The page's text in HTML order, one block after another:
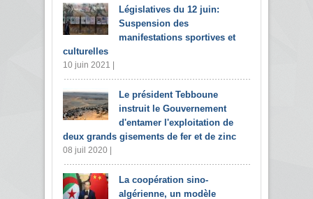
Législatives du 12 juin:
Suspension des
manifestations sportives et
culturelles
10 juin 2021 |
Le président Tebboune
instruit le Gouvernement
d'entamer l'exploitation de
deux grands gisements de fer et de zinc
08 juil 2020 |
La coopération sino-
algérienne, un modèle